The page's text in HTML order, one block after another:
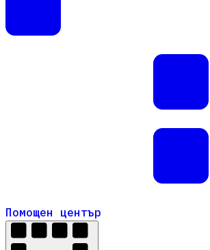
Помощен център
Помощен център